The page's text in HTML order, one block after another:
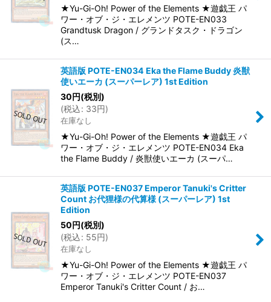
★Yu-Gi-Oh! Power of the Elements ★遊戯王 パ
ワー・オブ・ジ・エレメンツ POTE-EN033
Grandtusk Dragon / グランドタスク・ドラゴン
(ス…
英語版 POTE-EN034 Eka the Flame Buddy 炎獣
使いエーカ (スーパーレア) 1st Edition
30円(税別)
(税込: 33円)
在庫なし
★Yu-Gi-Oh! Power of the Elements ★遊戯王 パ
ワー・オブ・ジ・エレメンツ POTE-EN034 Eka
the Flame Buddy / 炎獣使いエーカ (スーパ…
英語版 POTE-EN037 Emperor Tanuki's Critter
Count お代狸様の代算様 (スーパーレア) 1st
Edition
50円(税別)
(税込: 55円)
在庫なし
★Yu-Gi-Oh! Power of the Elements ★遊戯王 パ
ワー・オブ・ジ・エレメンツ POTE-EN037
Emperor Tanuki's Critter Count / お…